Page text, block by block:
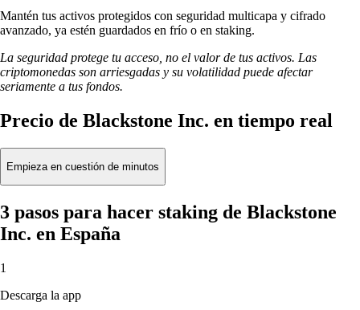
Mantén tus activos protegidos con seguridad multicapa y cifrado
avanzado, ya estén guardados en frío o en staking.
La seguridad protege tu acceso, no el valor de tus activos. Las
criptomonedas son arriesgadas y su volatilidad puede afectar
seriamente a tus fondos.
Precio de Blackstone Inc. en tiempo real
Empieza en cuestión de minutos
3 pasos para hacer staking de Blackstone
Inc. en España
1
Descarga la app